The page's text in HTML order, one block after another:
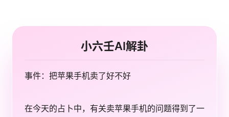
小六壬AI解卦
事件：把苹果手机卖了好不好
在今天的占卜中，有关卖苹果手机的问题得到了一